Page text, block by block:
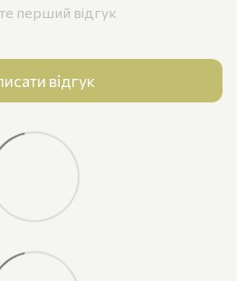
перший відгук
відгук